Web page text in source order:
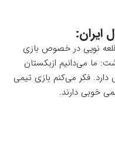
ایران:
قلعه نویی در خصوص بازی
ما می‌دانیم ازبکستان
دارد. فکر می‌کنم بازی تیمی
خوبی دارند.